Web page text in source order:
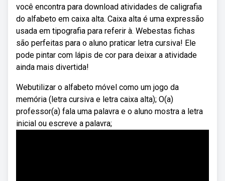
você encontra para download atividades de caligrafia
do alfabeto em caixa alta. Caixa alta é uma expressão
usada em tipografia para referir à. Webestas fichas
são perfeitas para o aluno praticar letra cursiva! Ele
pode pintar com lápis de cor para deixar a atividade
ainda mais divertida!
Webutilizar o alfabeto móvel como um jogo da
memória (letra cursiva e letra caixa alta); O(a)
professor(a) fala uma palavra e o aluno mostra a letra
inicial ou escreve a palavra;